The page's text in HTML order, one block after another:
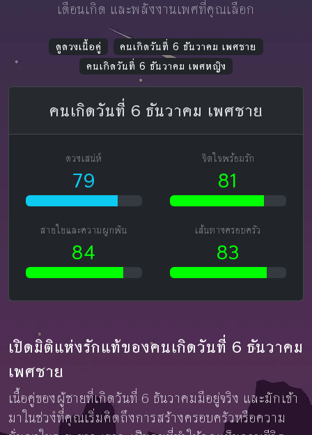
เดือนเกิด และพลังงานเพศที่คุณเลือก
ดูดวงเนื้อคู่
คนเกิดวันที่ 6 ธันวาคม เพศชาย
คนเกิดวันที่ 6 ธันวาคม เพศหญิง
คนเกิดวันที่ 6 ธันวาคม เพศชาย
ดวงเสน่ห์
79
จิตใจพร้อมรัก
81
สายใยและความผูกพัน
84
เส้นทางครอบครัว
83
เปิดมิติแห่งรักแท้ของคนเกิดวันที่ 6 ธันวาคม
เพศชาย
เนื้อคู่ของผู้ชายที่เกิดวันที่ 6 ธันวาคมมีอยู่จริง และมักเข้า
มาในช่วงที่คุณเริ่มคิดถึงการสร้างครอบครัวหรือความ